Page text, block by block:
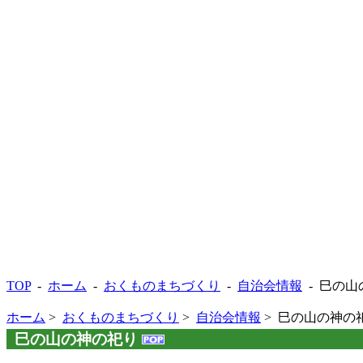
TOP- ホーム - おくものまちづくり - 自治会情報 - 巳の山
ホーム > おくものまちづくり > 自治会情報 > 巳の山の神の
巳の山の神の祀り